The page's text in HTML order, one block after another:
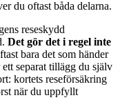
du oftast båda delarna.
reseskydd
Det gör det i regel inte
bara det som händer
separat tillägg du själv
kortets reseförsäkring
när du uppfyllt